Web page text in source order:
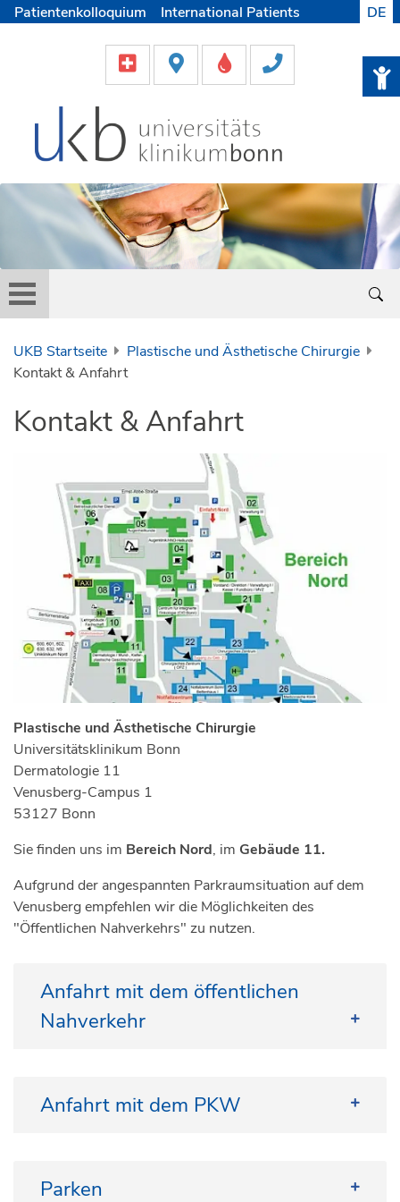
Patientenkolloquium
International Patients
Helfen & Spenden
Medien
DE
UKB Startseite
Plastische und Ästhetische Chirurgie
Kontakt & Anfahrt
Kontakt & Anfahrt
Plastische und Ästhetische Chirurgie
Universitätsklinikum Bonn
Dermatologie 11
Venusberg-Campus 1
53127 Bonn
Sie finden uns im Bereich Nord, im Gebäude 11.
Aufgrund der angespannten Parkraumsituation auf dem
Venusberg empfehlen wir die Möglichkeiten des
"Öffentlichen Nahverkehrs" zu nutzen.
Anfahrt mit dem öffentlichen
Nahverkehr
und 601 bis zur Haltestelle "Uniklinikum Nord"
Anfahrt mit dem PKW
Adresse
Parken